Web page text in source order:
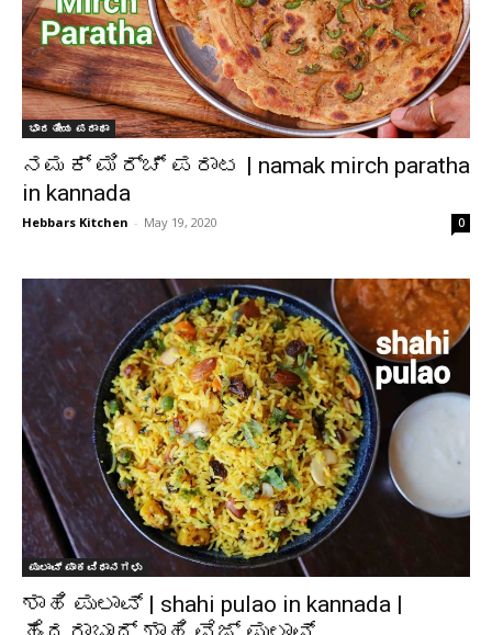
ಭಾರತೀಯ ಪರಾಥಾ
ನಮಕ್ ಮಿರ್ಚ್ ಪರಾಟ | namak mirch paratha
in kannada
Hebbars Kitchen - May 19, 2020 0
ಪುಲಾವ್ ಪಾಕವಿಧಾನಗಳು
ಶಾಹಿ ಪುಲಾವ್ | shahi pulao in kannada |